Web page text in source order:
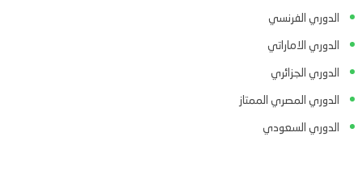
الدوري الفرنسي
الدوري الاماراتي
الدوري الجزائري
الدوري المصري الممتاز
الدوري السعودي